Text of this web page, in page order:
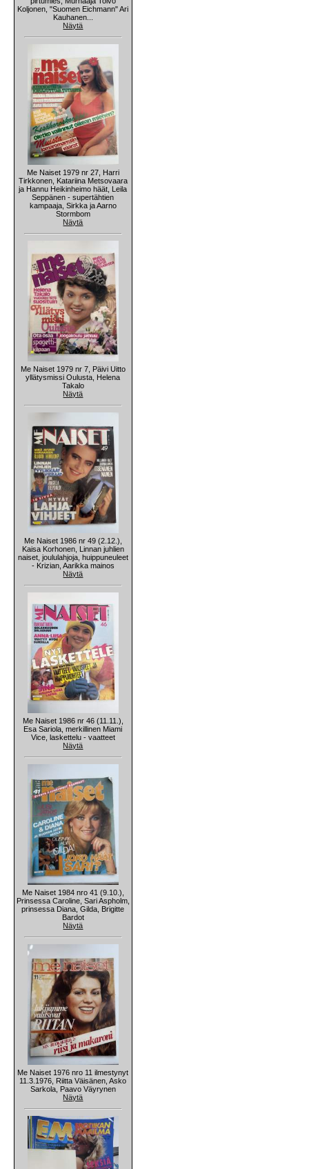
Koljonen, "Suomen Eichmann" Ari
Kauhanen...
Näytä
Me Naiset 1979 nr 27, Harri
Tirkkonen, Katariina Metsovaara
ja Hannu Heikinheimo häät, Leila
Seppänen - supertähtien
kampaaja, Sirkka ja Aarno
Stormbom
Näytä
Me Naiset 1979 nr 7, Päivi Uitto
yllätysmissi Oulusta, Helena
Takalo
Näytä
Me Naiset 1986 nr 49 (2.12.),
Kaisa Korhonen, Linnan juhlien
naiset, joululahjoja, huippuneuleet
- Krizian, Aarikka mainos
Näytä
Me Naiset 1986 nr 46 (11.11.),
Esa Sariola, merkillinen Miami
Vice, laskettelu - vaatteet
Näytä
Me Naiset 1984 nro 41 (9.10.),
Prinsessa Caroline, Sari Aspholm,
prinsessa Diana, Gilda, Brigitte
Bardot
Näytä
Me Naiset 1976 nro 11 ilmestynyt
11.3.1976, Riitta Väisänen, Asko
Sarkola, Paavo Väyrynen
Näytä